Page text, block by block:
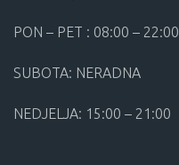
PON – PET : 08:00 – 22:00
SUBOTA: NERADNA
NEDJELJA: 15:00 – 21:00